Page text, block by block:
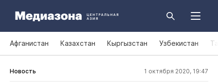
Афганистан Казахстан Кыргызстан Узбекистан
Новость 1 октября 2020, 19:47